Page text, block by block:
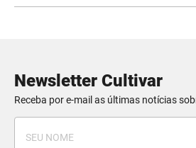
Newsletter Cultivar
Receba por e-mail as últimas notícias